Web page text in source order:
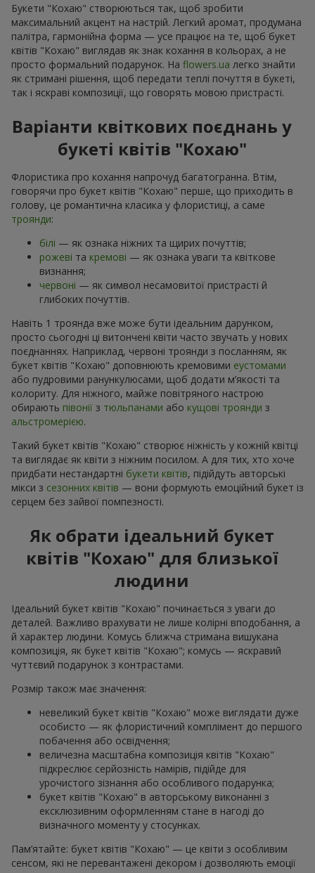
Букети "Кохаю" створюються так, щоб зробити
максимальний акцент на настрій. Легкий аромат, продумана
палітра, гармонійна форма — усе працює на те, щоб букет
квітів "Кохаю" виглядав як знак кохання в кольорах, а не
просто формальний подарунок. На flowers.ua легко знайти
як стримані рішення, щоб передати теплі почуття в букеті,
так і яскраві композиції, що говорять мовою пристрасті.
Варіанти квіткових поєднань у
букеті квітів "Кохаю"
Флористика про кохання напрочуд багатогранна. Втім,
говорячи про букет квітів "Кохаю" перше, що приходить в
голову, це романтична класика у флористиці, а саме
троянди:
білі — як ознака ніжних та щирих почуттів;
рожеві та кремові — як ознака уваги та квіткове
визнання;
червоні — як символ несамовитої пристрасті й
глибоких почуттів.
Навіть 1 троянда вже може бути ідеальним дарунком,
просто сьогодні ці витончені квіти часто звучать у нових
поєднаннях. Наприклад, червоні троянди з посланням, як
букет квітів "Кохаю" доповнюють кремовими еустомами
або пудровими ранункулюсами, щоб додати м’якості та
колориту. Для ніжного, майже повітряного настрою
обирають півонії з тюльпанами або кущові троянди з
альстромерією.
Такий букет квітів "Кохаю" створює ніжність у кожній квітці
та виглядає як квіти з ніжним посилом. А для тих, хто хоче
придбати нестандартні букети квітів, підійдуть авторські
мікси з сезонних квітів — вони формують емоційний букет із
серцем без зайвої помпезності.
Як обрати ідеальний букет
квітів "Кохаю" для близької
людини
Ідеальний букет квітів "Кохаю" починається з уваги до
деталей. Важливо врахувати не лише колірні вподобання, а
й характер людини. Комусь ближча стримана вишукана
композиція, як букет квітів "Кохаю"; комусь — яскравий
чуттєвий подарунок з контрастами.
Розмір також має значення:
невеликий букет квітів "Кохаю" може виглядати дуже
особисто — як флористичний комплімент до першого
побачення або освідчення;
величезна масштабна композиція квітів "Кохаю"
підкреслює серйозність намірів, підійде для
урочистого зізнання або особливого подарунка;
букет квітів "Кохаю" в авторському виконанні з
ексклюзивним оформленням стане в нагоді до
визначного моменту у стосунках.
Пам’ятайте: букет квітів "Кохаю" — це квіти з особливим
сенсом, які не перевантажені декором і дозволяють емоції